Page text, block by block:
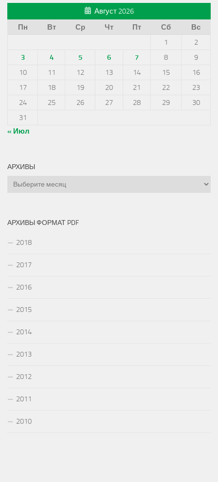
Август 2026
Пн
Вт Ср Чт Пт Сб
Вс
1
2
3
4 5 6 7 8
9
10
11 12 13 14 15
16
17
18 19 20 21 22
23
24
25 26 27 28 29
30
31
« Июл
АРХИВЫ
Архивы
АРХИВЫ ФОРМАТ PDF
2018
2017
2016
2015
2014
2013
2012
2011
2010